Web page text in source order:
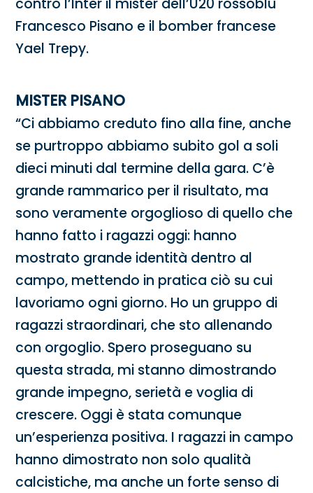
contro l’Inter il mister dell’U20 rossoblù
Francesco Pisano e il bomber francese
Yael Trepy.
MISTER PISANO
“Ci abbiamo creduto fino alla fine, anche
se purtroppo abbiamo subito gol a soli
dieci minuti dal termine della gara. C’è
grande rammarico per il risultato, ma
sono veramente orgoglioso di quello che
hanno fatto i ragazzi oggi: hanno
mostrato grande identità dentro al
campo, mettendo in pratica ciò su cui
lavoriamo ogni giorno. Ho un gruppo di
ragazzi straordinari, che sto allenando
con orgoglio. Spero proseguano su
questa strada, mi stanno dimostrando
grande impegno, serietà e voglia di
crescere. Oggi è stata comunque
un’esperienza positiva. I ragazzi in campo
hanno dimostrato non solo qualità
calcistiche, ma anche un forte senso di